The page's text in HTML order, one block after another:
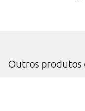
Outros produtos